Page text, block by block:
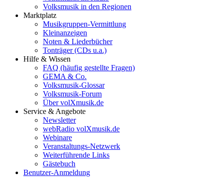
Volksmusik in den Regionen
Marktplatz
Musikgruppen-Vermittlung
Kleinanzeigen
Noten & Liederbücher
Tonträger (CDs u.a.)
Hilfe & Wissen
FAQ (häufig gestellte Fragen)
GEMA & Co.
Volksmusik-Glossar
Volksmusik-Forum
Über volXmusik.de
Service & Angebote
Newsletter
webRadio volXmusik.de
Webinare
Veranstaltungs-Netzwerk
Weiterführende Links
Gästebuch
Benutzer-Anmeldung